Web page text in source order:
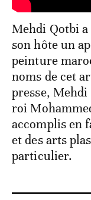
Mehdi Qotbi
son hôte un
peinture
noms de cet
presse,
roi
accomplis en
et des arts
particulier.